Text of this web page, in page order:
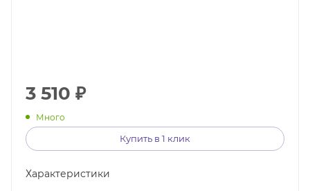
3 510 ₽
Много
Купить в 1 клик
Характеристики